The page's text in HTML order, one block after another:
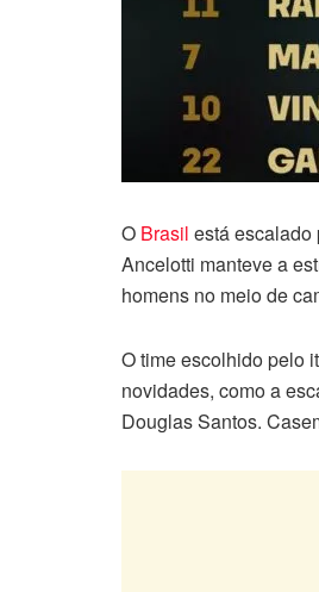
O Brasil está escalado
Ancelotti manteve a
homens no meio de
O time escolhido pelo
novidades, como a
Douglas Santos.